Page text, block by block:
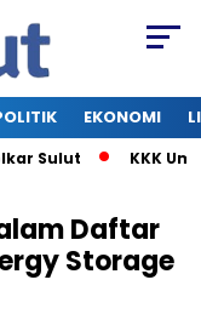
EKONOMI
KKK
Daftar
Storage